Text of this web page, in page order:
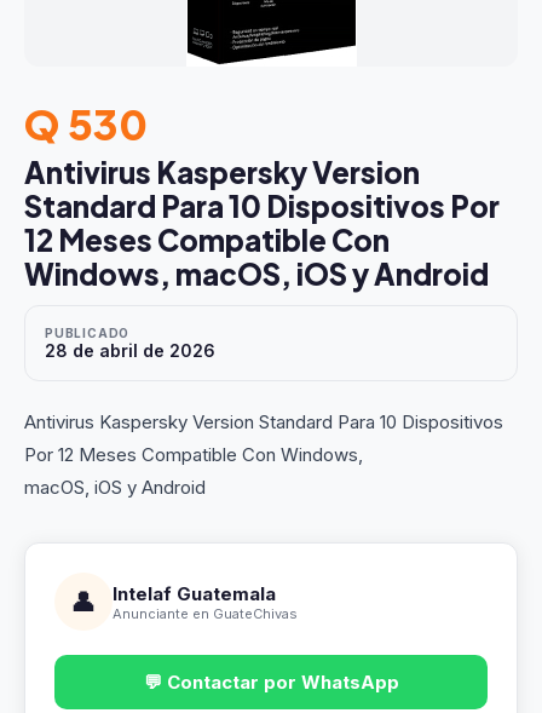
Q 530
Antivirus Kaspersky Version
Standard Para 10 Dispositivos Por
12 Meses Compatible Con
Windows, macOS, iOS y Android
PUBLICADO
28 de abril de 2026
Antivirus Kaspersky Version Standard Para 10 Dispositivos
Por 12 Meses Compatible Con Windows,
macOS, iOS y Android
👤 Intelaf Guatemala
Anunciante en GuateChivas
💬 Contactar por WhatsApp